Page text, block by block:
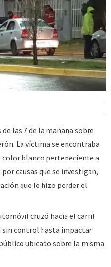
las 7 de la mañana sobre
La víctima se encontraba
color blanco perteneciente a
causas que se investigan,
que le hizo perder el
cruzó hacia el carril
sin control hasta impactar
ubicado sobre la misma